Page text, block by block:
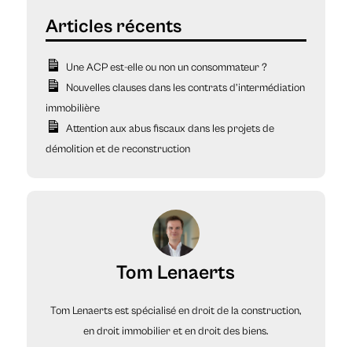
Une ACP est-elle ou non un consommateur ?
Nouvelles clauses dans les contrats d’intermédiation
immobilière
Attention aux abus fiscaux dans les projets de
démolition et de reconstruction
Tom Lenaerts
Tom Lenaerts est spécialisé en droit de la construction,
en droit immobilier et en droit des biens.